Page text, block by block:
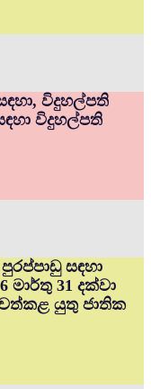
විදුහල්පති
විදුහල්පති
සඳහා
31 දක්වා
යුතු ජාතික